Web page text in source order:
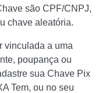
são CPF/CNPJ,
chave aleatória.
vinculada a uma
poupança ou
sua Chave Pix
Tem, ou no seu